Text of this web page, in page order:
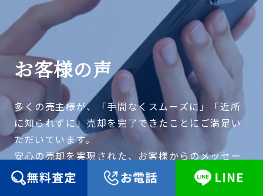
お客様の声
多くの売主様が、「手間なくスムーズに」「近所
に知られずに」売却を完了できたことにご満足い
ただいています。
安心の売却を実現された、お客様からのメッセー
ジをご紹介します。